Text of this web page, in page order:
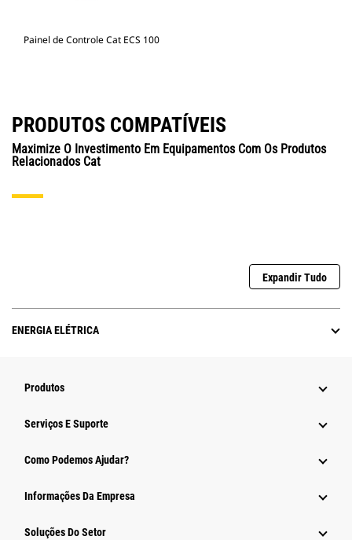
Painel de Controle Cat ECS 100
PRODUTOS COMPATÍVEIS
Maximize O Investimento Em Equipamentos Com Os Produtos
Relacionados Cat
Expandir Tudo
ENERGIA ELÉTRICA
Produtos
Serviços E Suporte
Como Podemos Ajudar?
Informações Da Empresa
Soluções Do Setor